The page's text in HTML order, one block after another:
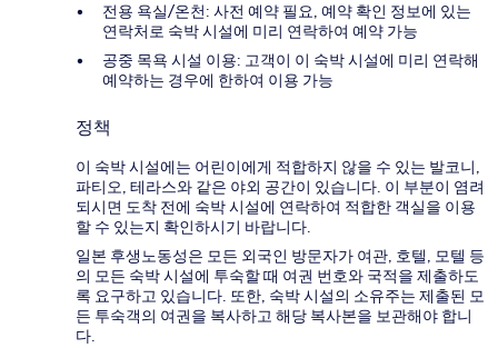
전용 욕실/온천: 사전 예약 필요, 예약 확인 정보에 있는
연락처로 숙박 시설에 미리 연락하여 예약 가능
공중 목욕 시설 이용: 고객이 이 숙박 시설에 미리 연락해
예약하는 경우에 한하여 이용 가능
정책
이 숙박 시설에는 어린이에게 적합하지 않을 수 있는 발코니,
파티오, 테라스와 같은 야외 공간이 있습니다. 이 부분이 염려
되시면 도착 전에 숙박 시설에 연락하여 적합한 객실을 이용
할 수 있는지 확인하시기 바랍니다.
일본 후생노동성은 모든 외국인 방문자가 여관, 호텔, 모텔 등
의 모든 숙박 시설에 투숙할 때 여권 번호와 국적을 제출하도
록 요구하고 있습니다. 또한, 숙박 시설의 소유주는 제출된 모
든 투숙객의 여권을 복사하고 해당 복사본을 보관해야 합니
다.